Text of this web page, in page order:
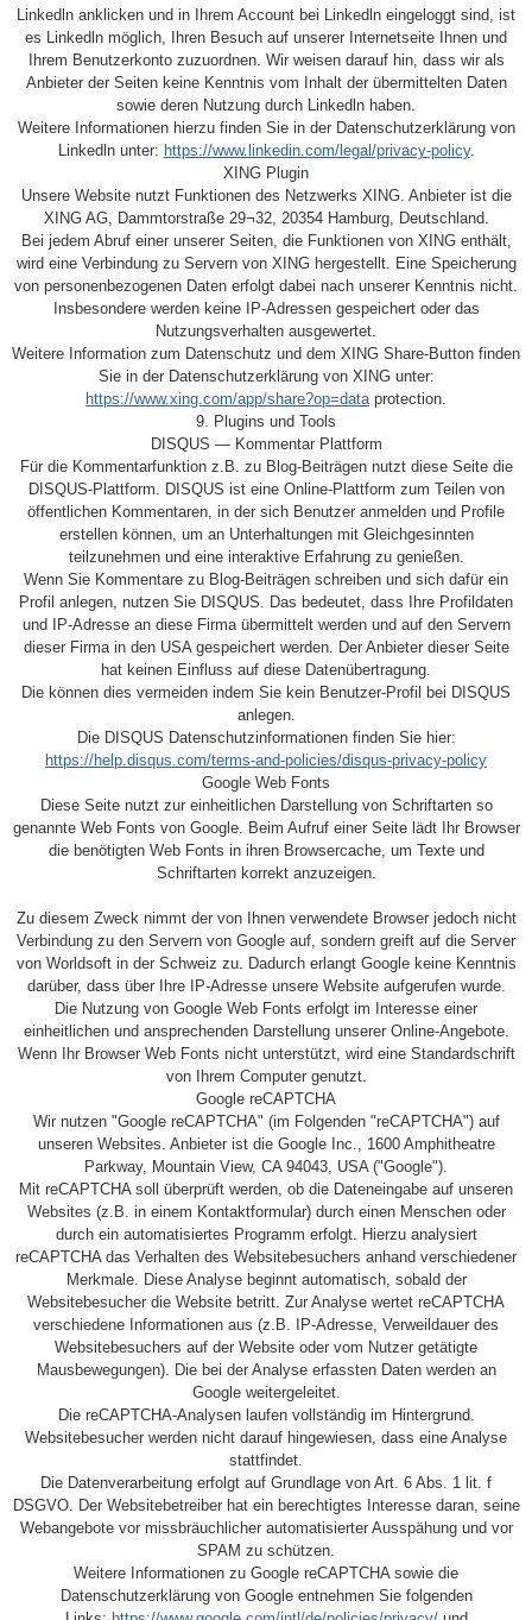
Linkedln anklicken und in Ihrem Account bei Linkedln eingeloggt sind, ist
es Linkedln möglich, Ihren Besuch auf unserer Internetseite Ihnen und
Ihrem Benutzerkonto zuzuordnen. Wir weisen darauf hin, dass wir als
Anbieter der Seiten keine Kenntnis vom Inhalt der übermittelten Daten
sowie deren Nutzung durch Linkedln haben.
Weitere Informationen hierzu finden Sie in der Datenschutzerklärung von
Linkedln unter: https://www.linkedin.com/legal/privacy-policy.
XING Plugin
Unsere Website nutzt Funktionen des Netzwerks XING. Anbieter ist die
XING AG, Dammtorstraße 29¬32, 20354 Hamburg, Deutschland.
Bei jedem Abruf einer unserer Seiten, die Funktionen von XING enthält,
wird eine Verbindung zu Servern von XING hergestellt. Eine Speicherung
von personenbezogenen Daten erfolgt dabei nach unserer Kenntnis nicht.
Insbesondere werden keine IP-Adressen gespeichert oder das
Nutzungsverhalten ausgewertet.
Weitere Information zum Datenschutz und dem XING Share-Button finden
Sie in der Datenschutzerklärung von XING unter:
https://www.xing.com/app/share?op=dataprotection.
9. Plugins und Tools
DISQUS — Kommentar Plattform
Für die Kommentarfunktion z.B. zu Blog-Beiträgen nutzt diese Seite die
DISQUS-Plattform. DISQUS ist eine Online-Plattform zum Teilen von
öffentlichen Kommentaren, in der sich Benutzer anmelden und Profile
erstellen können, um an Unterhaltungen mit Gleichgesinnten
teilzunehmen und eine interaktive Erfahrung zu genießen.
Wenn Sie Kommentare zu Blog-Beiträgen schreiben und sich dafür ein
Profil anlegen, nutzen Sie DISQUS. Das bedeutet, dass Ihre Profildaten
und IP-Adresse an diese Firma übermittelt werden und auf den Servern
dieser Firma in den USA gespeichert werden. Der Anbieter dieser Seite
hat keinen Einfluss auf diese Datenübertragung.
Die können dies vermeiden indem Sie kein Benutzer-Profil bei DISQUS
anlegen.
Die DISQUS Datenschutzinformationen finden Sie hier:
https://help.disqus.com/terms-and-policies/disqus-privacy-policy
Google Web Fonts
Diese Seite nutzt zur einheitlichen Darstellung von Schriftarten so
genannte Web Fonts von Google. Beim Aufruf einer Seite lädt Ihr Browser
die benötigten Web Fonts in ihren Browsercache, um Texte und
Schriftarten korrekt anzuzeigen.
Zu diesem Zweck nimmt der von Ihnen verwendete Browser jedoch nicht
Verbindung zu den Servern von Google auf, sondern greift auf die Server
von Worldsoft in der Schweiz zu. Dadurch erlangt Google keine Kenntnis
darüber, dass über Ihre IP-Adresse unsere Website aufgerufen wurde.
Die Nutzung von Google Web Fonts erfolgt im Interesse einer
einheitlichen und ansprechenden Darstellung unserer Online-Angebote.
Wenn Ihr Browser Web Fonts nicht unterstützt, wird eine Standardschrift
von Ihrem Computer genutzt.
Google reCAPTCHA
Wir nutzen "Google reCAPTCHA" (im Folgenden "reCAPTCHA") auf
unseren Websites. Anbieter ist die Google Inc., 1600 Amphitheatre
Parkway, Mountain View, CA 94043, USA ("Google").
Mit reCAPTCHA soll überprüft werden, ob die Dateneingabe auf unseren
Websites (z.B. in einem Kontaktformular) durch einen Menschen oder
durch ein automatisiertes Programm erfolgt. Hierzu analysiert
reCAPTCHA das Verhalten des Websitebesuchers anhand verschiedener
Merkmale. Diese Analyse beginnt automatisch, sobald der
Websitebesucher die Website betritt. Zur Analyse wertet reCAPTCHA
verschiedene Informationen aus (z.B. IP-Adresse, Verweildauer des
Websitebesuchers auf der Website oder vom Nutzer getätigte
Mausbewegungen). Die bei der Analyse erfassten Daten werden an
Google weitergeleitet.
Die reCAPTCHA-Analysen laufen vollständig im Hintergrund.
Websitebesucher werden nicht darauf hingewiesen, dass eine Analyse
stattfindet.
Die Datenverarbeitung erfolgt auf Grundlage von Art. 6 Abs. 1 lit. f
DSGVO. Der Websitebetreiber hat ein berechtigtes Interesse daran, seine
Webangebote vor missbräuchlicher automatisierter Ausspähung und vor
SPAM zu schützen.
Weitere Informationen zu Google reCAPTCHA sowie die
Datenschutzerklärung von Google entnehmen Sie folgenden